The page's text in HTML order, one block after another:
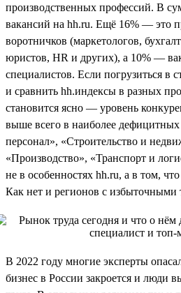
производственных профессий. В
вакансий на hh.ru. Ещё 16% — это
воротничков (маркетологов,
юристов, HR и других), а 10% —
специалистов. Если погрузиться в
и сравнить hh.индексы в разных
становится ясно — уровень
выше всего в наиболее
персонал», «Строительство и
«Производство», «Транспорт и
не в особенностях hh.ru, а в том,
Как нет и регионов с избыточными
В 2022 году многие эксперты
бизнес в России закроется и люди